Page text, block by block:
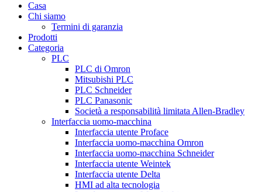
Casa
Chi siamo
Termini di garanzia
Prodotti
Categoria
PLC
PLC di Omron
Mitsubishi PLC
PLC Schneider
PLC Panasonic
Società a responsabilità limitata Allen-Bradley
Interfaccia uomo-macchina
Interfaccia utente Proface
Interfaccia uomo-macchina Omron
Interfaccia uomo-macchina Schneider
Interfaccia utente Weintek
Interfaccia utente Delta
HMI ad alta tecnologia